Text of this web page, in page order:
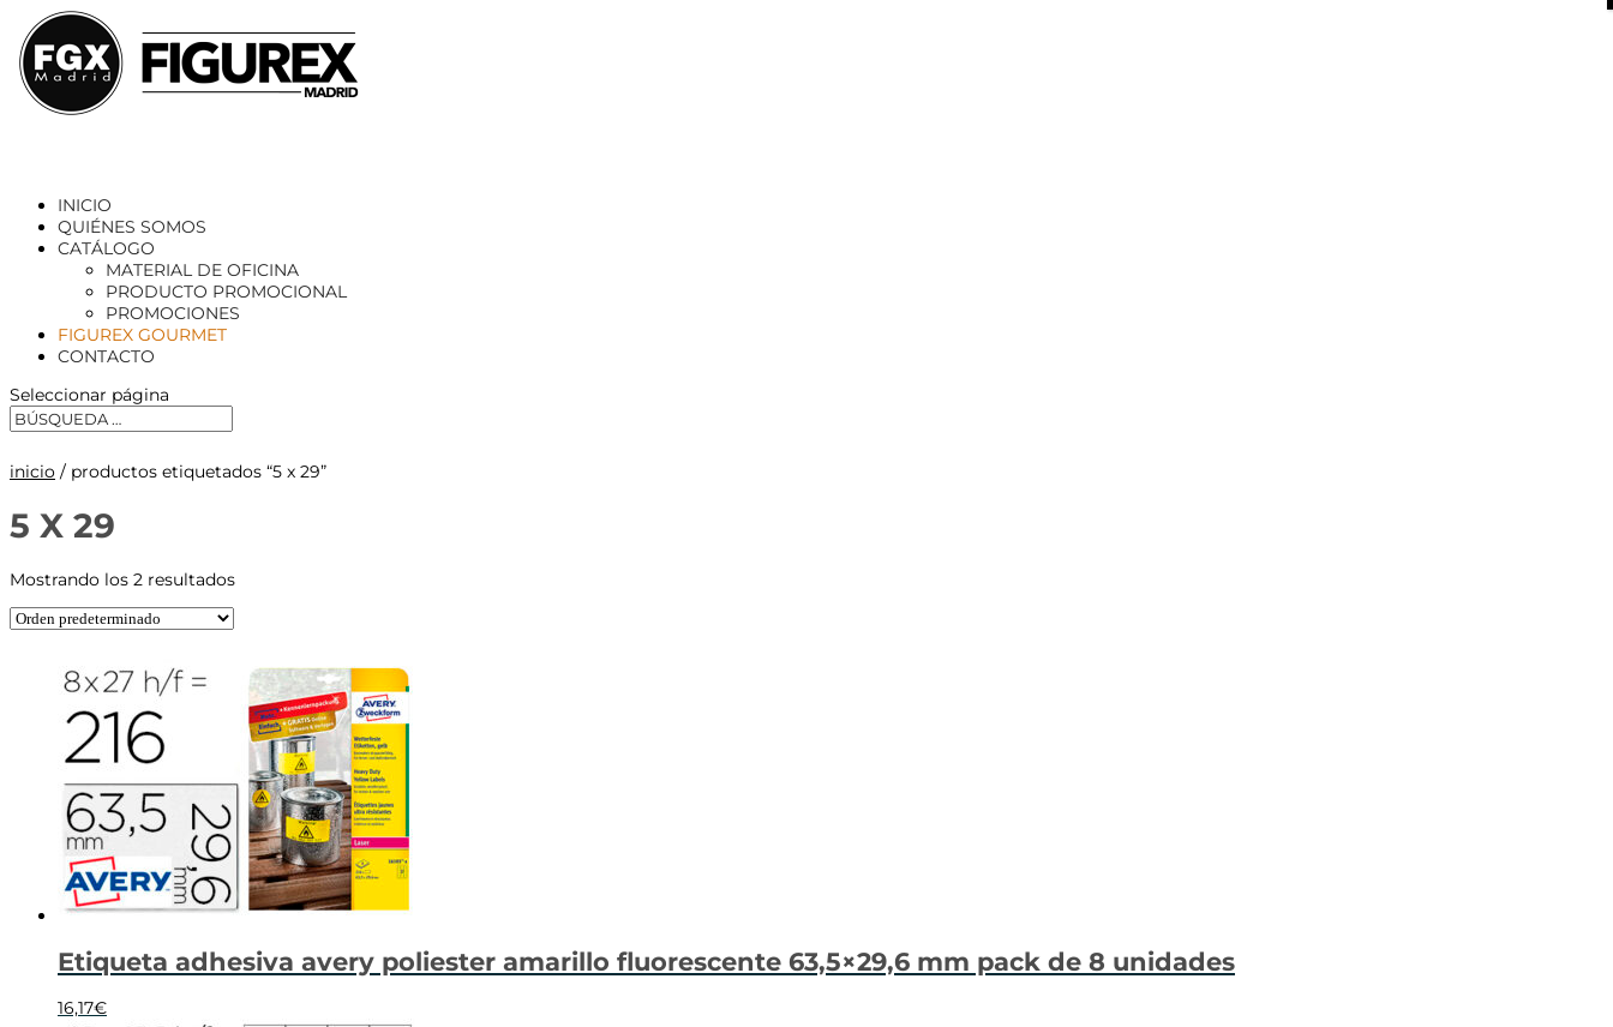
INICIO
QUIÉNES SOMOS
CATÁLOGO
MATERIAL DE OFICINA
PRODUCTO PROMOCIONAL
PROMOCIONES
FIGUREX GOURMET
CONTACTO
Seleccionar página
inicio / productos etiquetados “5 x 29”
5 X 29
Mostrando los 2 resultados
Etiqueta adhesiva avery poliester amarillo fluorescente 63,5×29,6 mm pack de 8 unidades
16,17€